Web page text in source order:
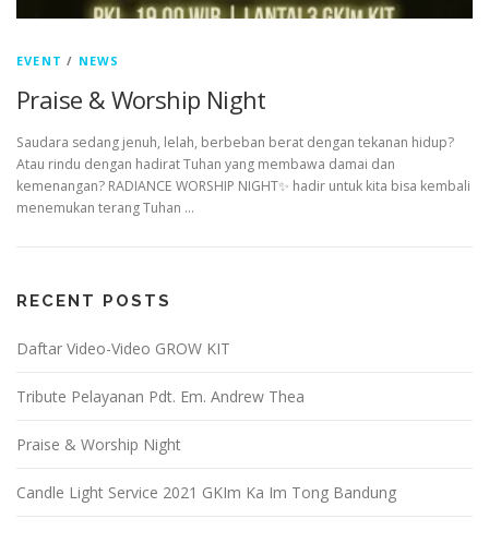
EVENT / NEWS
Praise & Worship Night
Saudara sedang jenuh, lelah, berbeban berat dengan tekanan hidup?
Atau rindu dengan hadirat Tuhan yang membawa damai dan
kemenangan? RADIANCE WORSHIP NIGHT✨ hadir untuk kita bisa kembali
menemukan terang Tuhan …
RECENT POSTS
Daftar Video-Video GROW KIT
Tribute Pelayanan Pdt. Em. Andrew Thea
Praise & Worship Night
Candle Light Service 2021 GKIm Ka Im Tong Bandung